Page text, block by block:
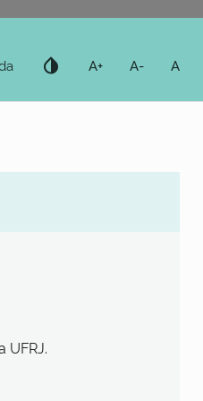
invert_colors A+ A- A
UFRJ.